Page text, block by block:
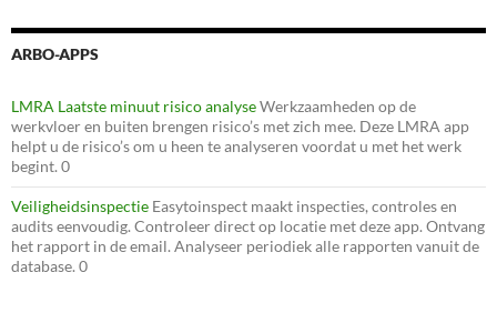
ARBO-APPS
LMRA Laatste minuut risico analyseWerkzaamheden op de
werkvloer en buiten brengen risico’s met zich mee. Deze LMRA app
helpt u de risico’s om u heen te analyseren voordat u met het werk
begint. 0
Veiligheidsinspectie Easytoinspect maakt inspecties, controles en
audits eenvoudig. Controleer direct op locatie met deze app. Ontvang
het rapport in de email. Analyseer periodiek alle rapporten vanuit de
database. 0